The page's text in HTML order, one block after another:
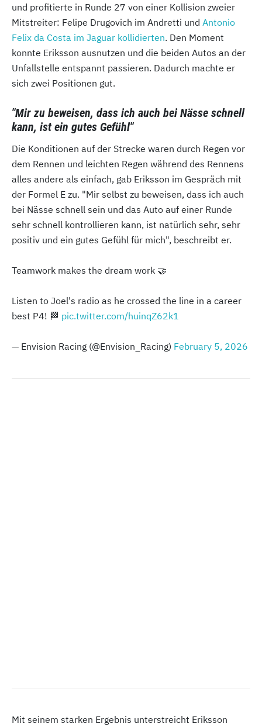
und profitierte in Runde 27 von einer Kollision zweier
Mitstreiter: Felipe Drugovich im Andretti und Antonio
Felix da Costa im Jaguar kollidierten. Den Moment
konnte Eriksson ausnutzen und die beiden Autos an der
Unfallstelle entspannt passieren. Dadurch machte er
sich zwei Positionen gut.
"Mir zu beweisen, dass ich auch bei Nässe schnell
kann, ist ein gutes Gefühl"
Die Konditionen auf der Strecke waren durch Regen vor
dem Rennen und leichten Regen während des Rennens
alles andere als einfach, gab Eriksson im Gespräch mit
der Formel E zu. "Mir selbst zu beweisen, dass ich auch
bei Nässe schnell sein und das Auto auf einer Runde
sehr schnell kontrollieren kann, ist natürlich sehr, sehr
positiv und ein gutes Gefühl für mich", beschreibt er.
Teamwork makes the dream work 🤝
Listen to Joel's radio as he crossed the line in a career
best P4! 🏁 pic.twitter.com/huinqZ62k1
— Envision Racing (@Envision_Racing) February 5, 2026
Mit seinem starken Ergebnis unterstreicht Eriksson